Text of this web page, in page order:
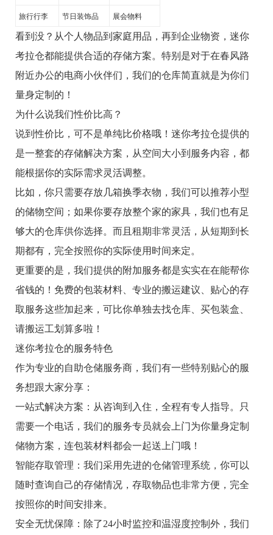
旅行行李 节日装饰品
展会物料
看到没？从个人物品到家庭用品，再到企业物资，迷你
考拉仓都能提供合适的存储方案。特别是对于在春风路
附近办公的电商小伙伴们，我们的仓库简直就是为你们
量身定制的！
为什么说我们性价比高？
说到性价比，可不是单纯比价格哦！迷你考拉仓提供的
是一整套的存储解决方案，从空间大小到服务内容，都
能根据你的实际需求灵活调整。
比如，你只需要存放几箱换季衣物，我们可以推荐小型
的储物空间；如果你要存放整个家的家具，我们也有足
够大的仓库供你选择。而且租期非常灵活，从短期到长
期都有，完全按照你的实际使用时间来定。
更重要的是，我们提供的附加服务都是实实在在能帮你
省钱的！免费的包装材料、专业的搬运建议、贴心的存
取服务这些加起来，可比你单独去找仓库、买包装盒、
请搬运工划算多啦！
迷你考拉仓的服务特色
作为专业的自助仓储服务商，我们有一些特别贴心的服
务想跟大家分享：
一站式解决方案：从咨询到入住，全程有专人指导。只
需要一个电话，我们的服务专员就会上门为你量身定制
储物方案，连包装材料都会一起送上门哦！
智能存取管理：我们采用先进的仓储管理系统，你可以
随时查询自己的存储情况，存取物品也非常方便，完全
按照你的时间安排来。
安全无忧保障：除了24小时监控和温湿度控制外，我们